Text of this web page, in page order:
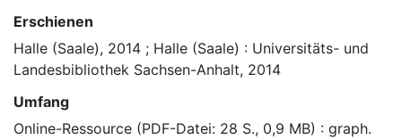
Erschienen
Halle (Saale), 2014 ; Halle (Saale) : Universitäts- und
Landesbibliothek Sachsen-Anhalt, 2014
Umfang
Online-Ressource (PDF-Datei: 28 S., 0,9 MB) : graph.